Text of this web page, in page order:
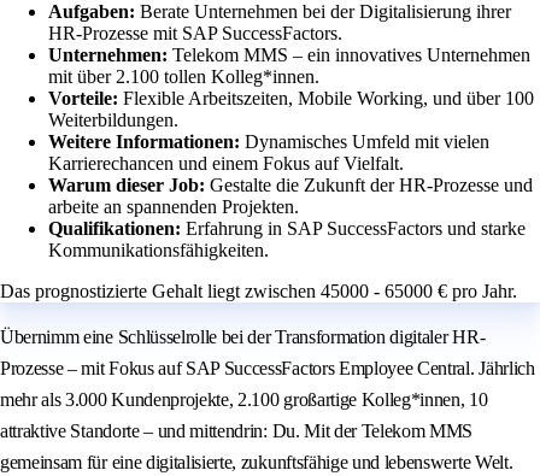
Aufgaben: Berate Unternehmen bei der Digitalisierung ihrer
HR-Prozesse mit SAP SuccessFactors.
Unternehmen: Telekom MMS – ein innovatives Unternehmen
mit über 2.100 tollen Kolleg*innen.
Vorteile: Flexible Arbeitszeiten, Mobile Working, und über 100
Weiterbildungen.
Weitere Informationen: Dynamisches Umfeld mit vielen
Karrierechancen und einem Fokus auf Vielfalt.
Warum dieser Job: Gestalte die Zukunft der HR-Prozesse und
arbeite an spannenden Projekten.
Qualifikationen: Erfahrung in SAP SuccessFactors und starke
Kommunikationsfähigkeiten.
Das prognostizierte Gehalt liegt zwischen 45000 - 65000 € pro Jahr.
Übernimm eine Schlüsselrolle bei der Transformation digitaler HR-
Prozesse – mit Fokus auf SAP SuccessFactors Employee Central. Jährlich
mehr als 3.000 Kundenprojekte, 2.100 großartige Kolleg*innen, 10
attraktive Standorte – und mittendrin: Du. Mit der Telekom MMS
gemeinsam für eine digitalisierte, zukunftsfähige und lebenswerte Welt.